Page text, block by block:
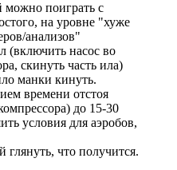
поиграть с
на уровне "хуже
анализов"
(включить насос во
скинуть часть ила)
манки кинуть.
времени отстоя
до 15-30
условия для аэробов,
глянуть, что получится.